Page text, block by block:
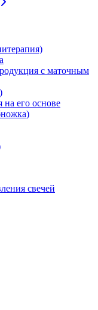
с маточным
его основе
свечей